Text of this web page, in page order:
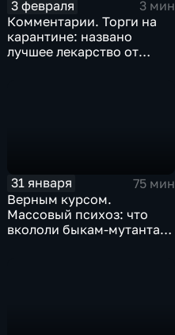
3 февраля
3 мин
Комментарии. Торги на
карантине: названо
лучшее лекарство от
31 января
75 мин
Верным курсом.
Массовый психоз: что
вкололи быкам-мутантам,